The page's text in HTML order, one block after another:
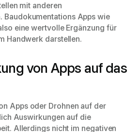
mit anderen
Baudokumentations Apps wie
eine wertvolle Ergänzung für
Handwerk darstellen.
von Apps auf das
Apps oder Drohnen auf der
Auswirkungen auf die
Allerdings nicht im negativen